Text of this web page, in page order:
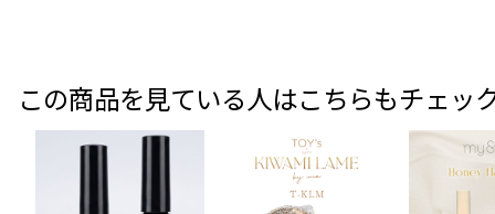
この商品を見ている人はこちらもチェッ